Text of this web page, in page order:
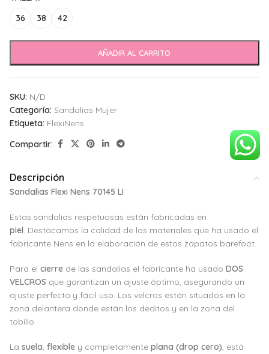
36 38 42
AÑADIR AL CARRITO
SKU: N/D
Categoría: Sandalias Mujer
Etiqueta: FlexiNens
Compartir:
Descripción
Sandalias Flexi Nens 70145 LI
Estas sandalias respetuosas están fabricadas en
piel. Destacamos la calidad de los materiales que ha usado el
fabricante Nens en la elaboración de estos zapatos barefoot.
Para el cierre de las sandalias el fabricante ha usado DOS
VELCROS que garantizan un ajuste óptimo, asegurando un
ajuste perfecto y fácil uso. Los velcros están situados en la
zona delantera donde están los deditos y en la zona del
tobillo.
La suela, flexible y completamente plana (drop cero), está